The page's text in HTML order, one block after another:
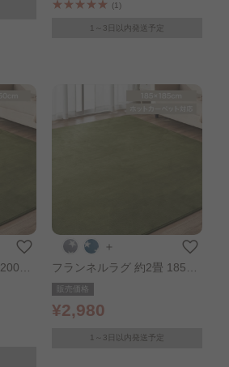
(1)
1～3日以内発送予定
＋
フランネルラグ 約2畳 185×1
85㎝ グリーン
販売価格
¥2,980
1～3日以内発送予定